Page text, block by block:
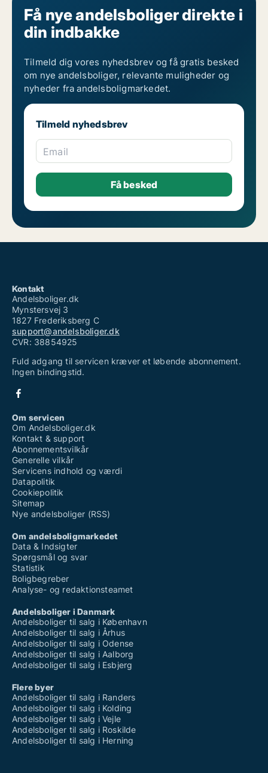
Få nye andelsboliger direkte i
din indbakke
Tilmeld dig vores nyhedsbrev og få gratis besked
om nye andelsboliger, relevante muligheder og
nyheder fra andelsboligmarkedet.
Tilmeld nyhedsbrev
Email
Kontakt
Andelsboliger.dk
Mynstersvej 3
1827 Frederiksberg C
support@andelsboliger.dk
CVR: 38854925
Fuld adgang til servicen kræver et løbende abonnement.
Ingen bindingstid.
Om servicen
Om Andelsboliger.dk
Kontakt & support
Abonnementsvilkår
Generelle vilkår
Servicens indhold og værdi
Datapolitik
Cookiepolitik
Sitemap
Nye andelsboliger (RSS)
Om andelsboligmarkedet
Data & Indsigter
Spørgsmål og svar
Statistik
Boligbegreber
Analyse- og redaktionsteamet
Andelsboliger i Danmark
Andelsboliger til salg i København
Andelsboliger til salg i Århus
Andelsboliger til salg i Odense
Andelsboliger til salg i Aalborg
Andelsboliger til salg i Esbjerg
Flere byer
Andelsboliger til salg i Randers
Andelsboliger til salg i Kolding
Andelsboliger til salg i Vejle
Andelsboliger til salg i Roskilde
Andelsboliger til salg i Herning